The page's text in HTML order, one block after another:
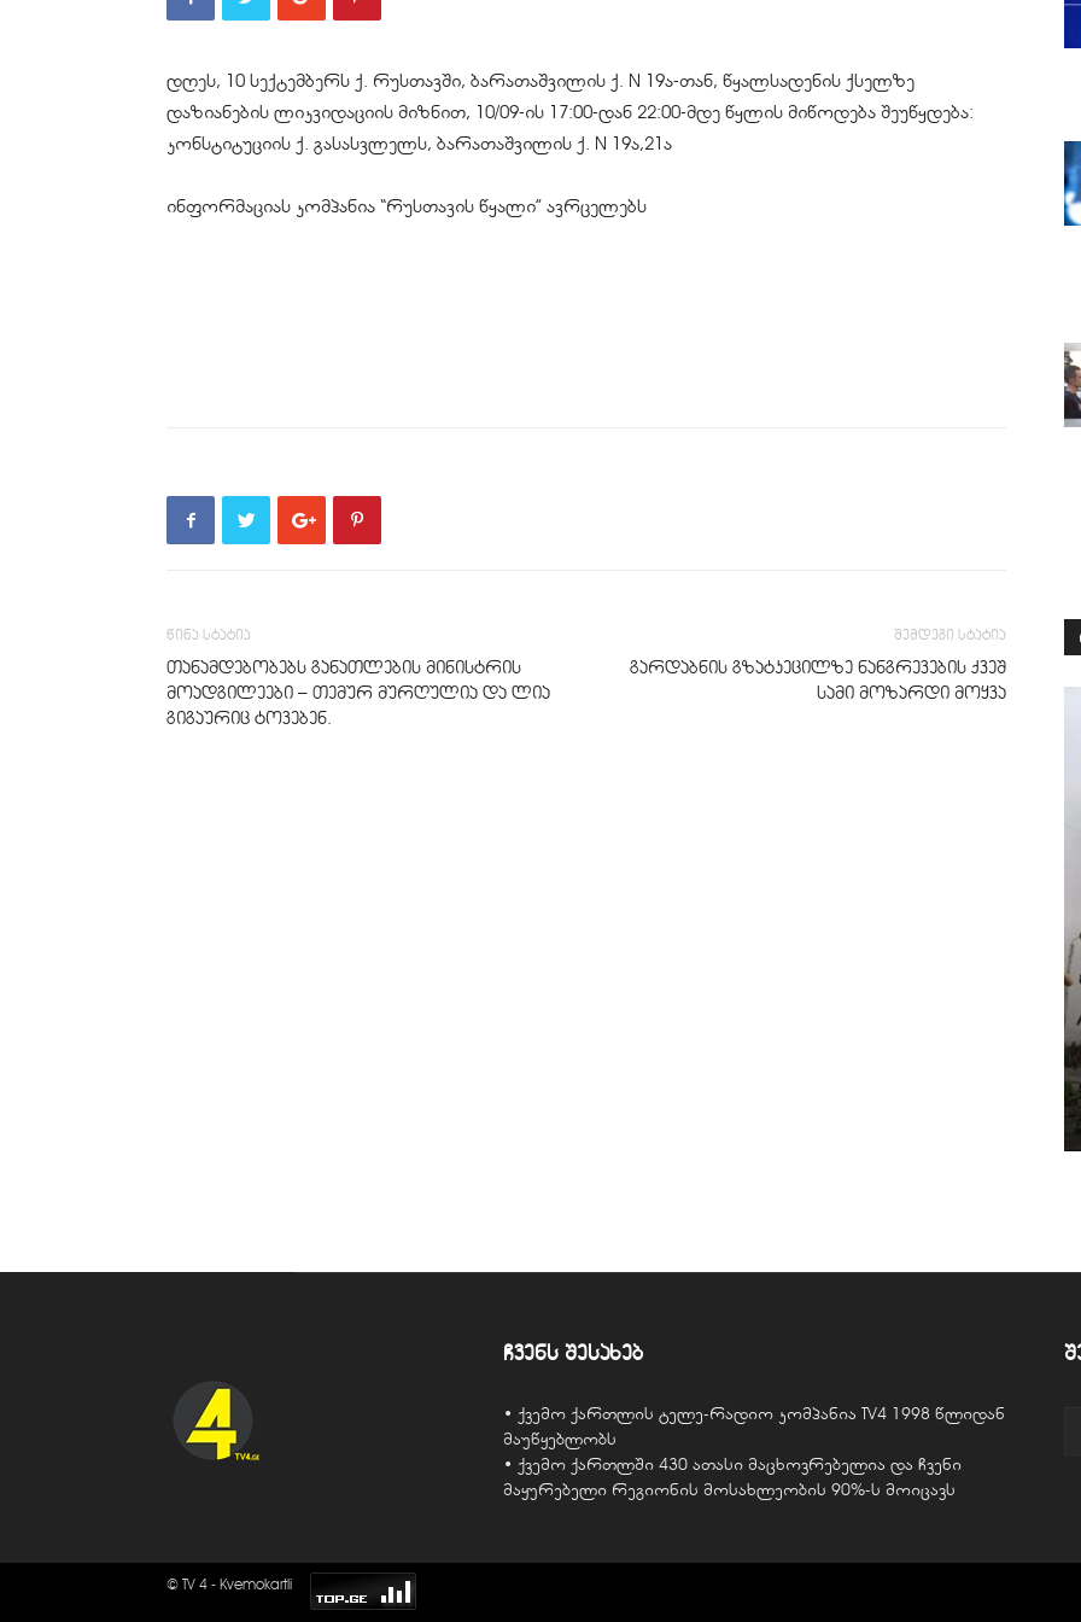
დღეს, 10 სექტემბერს ქ. რუსთავში, ბარათაშვილის ქ. N 19ა-თან, წყალსადენის ქსელზე
დაზიანების ლიკვიდაციის მიზნით, 10/09-ის 17:00-დან 22:00-მდე წყლის მიწოდება შეუწყდება:
კონსტიტუციის ქ. გასასვლელს, ბარათაშვილის ქ. N 19ა,21ა
ინფორმაციას კომპანია “რუსთავის წყალი” ავრცელებს
წინა სტატია
თანამდებობებს განათლების მინისტრის
მოადგილეები – თემურ მურღულია და ლია
გიგაურიც ტოვებენ.
შემდეგი სტატია
გარდაბნის გზატკეცილზე ნანგრევების ქვეშ
სამი მოზარდი მოყვა
ჩვენს შესახებ
• ქვემო ქართლის ტელე-რადიო კომპანია TV4 1998 წლიდან
მაუწყებლობს
• ქვემო ქართლში 430 ათასი მაცხოვრებელია და ჩვენი
მაყურებელი რეგიონის მოსახლეობის 90%-ს მოიცავს
© TV 4 - Kvemokartli